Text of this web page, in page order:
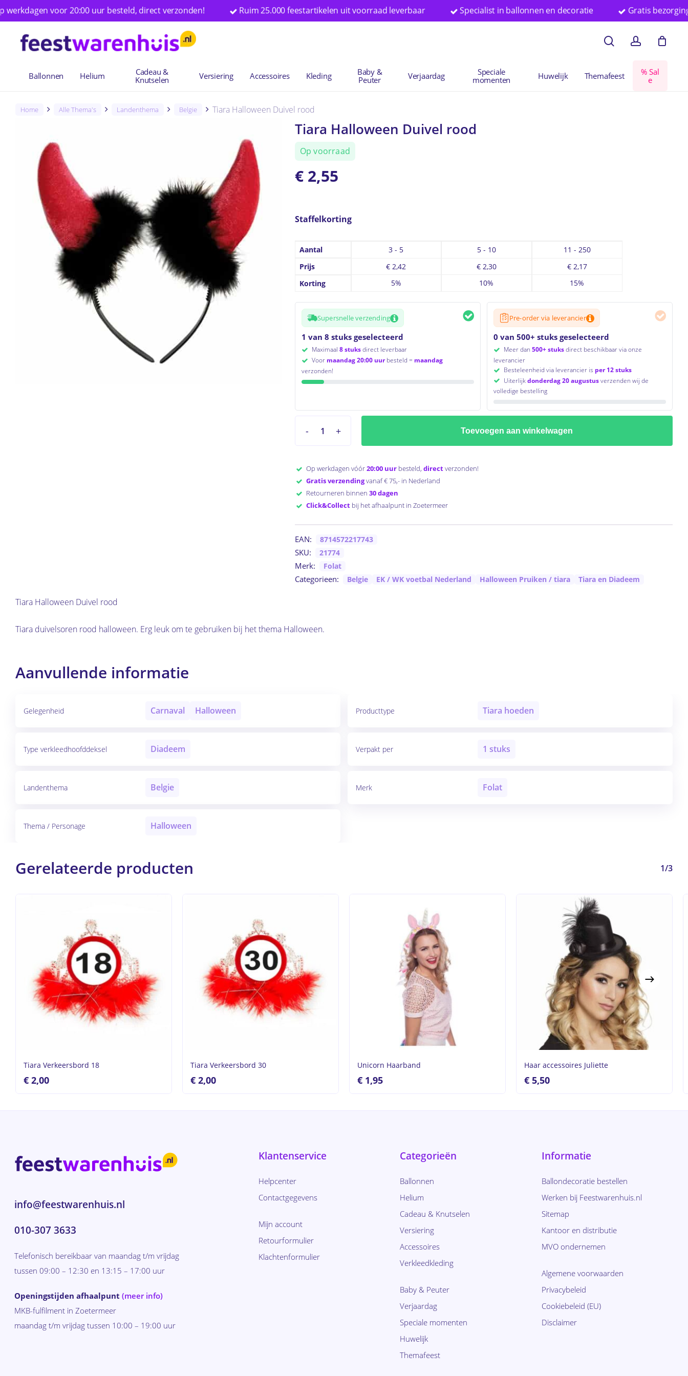
Skip
to
content
voor 20:00 uur besteld, direct verzonden! Ruim 25.000 feestartikelen uit voorraad leverbaar Specialist in ballonnen en decoratie Gratis bezorging
Producten
Hit enter to search or ESC to close
Ballonnen Helium
Cadeau &
Knutselen
Versiering Accessoires Kleding
Baby &
Peuter
Verjaardag
Speciale
momenten
Huwelijk Themafeest % Sal
e
Winkelwagen Close
Home Alle Thema's Landenthema Belgie Tiara Halloween Duivel rood
Tiara Halloween Duivel rood
Op voorraad
€2,55
Staffelkorting
Aantal 3 - 5 5 - 10
11 - 250
Prijs
€ 2,42 €2,30 €2,17
Korting
5% 10% 15%
Supersnelle verzending
1 van 8 stuks geselecteerd
Maximaal 8 stuksdirect leverbaar
Voor maandag 20:00 uurbesteld = maandag
verzonden!
Pre-order via leverancier
0 van 500+ stuks geselecteerd
Meer dan 500+ stuksdirect beschikbaar via onze
leverancier
Besteleenheid via leverancier is per 12 stuks
Uiterlijkdonderdag 20 augustusverzenden wij de
volledige bestelling
Toevoegen aan winkelwagen
Op werkdagen vóór20:00 uur besteld,directverzonden!
Gratis verzendingvanaf € 75,- in Nederland
Retourneren binnen30 dagen
Click&Collect bij het afhaalpunt in Zoetermeer
EAN: 8714572217743
SKU: 21774
Merk: Folat
Categorieen: Belgie EK / WK voetbal Nederland Halloween Pruiken / tiara Tiara en Diadeem
Tiara Halloween Duivel rood
Tiara duivelsoren rood halloween. Erg leuk om te gebruiken bij het thema Halloween.
Aanvullende informatie
Gelegenheid Carnaval Halloween
Type verkleedhoofddeksel Diadeem
Landenthema Belgie
Thema / Personage Halloween
Producttype Tiara hoeden
Verpakt per 1 stuks
Merk Folat
Gerelateerde producten 1/3
Tiara Verkeersbord 18
€ 2,00
Tiara Verkeersbord 30
€ 2,00
Unicorn Haarband
€ 1,95
Haar accessoires Juliette
€ 5,50
info@feestwarenhuis.nl
010-307 3633
Telefonisch bereikbaar van maandag t/m vrijdag
tussen 09:00 – 12:30 en 13:15 – 17:00 uur
Openingstijden afhaalpunt (meer info)
MKB-fulfilment in Zoetermeer
maandag t/m vrijdag tussen 10:00 – 19:00 uur
Klantenservice
Helpcenter
Contactgegevens
Mijn account
Retourformulier
Klachtenformulier
Categorieën
Ballonnen
Helium
Cadeau & Knutselen
Versiering
Accessoires
Verkleedkleding
Baby & Peuter
Verjaardag
Speciale momenten
Huwelijk
Themafeest
Informatie
Ballondecoratie bestellen
Werken bij Feestwarenhuis.nl
Sitemap
Kantoor en distributie
MVO ondernemen
Algemene voorwaarden
Privacybeleid
Cookiebeleid (EU)
Disclaimer